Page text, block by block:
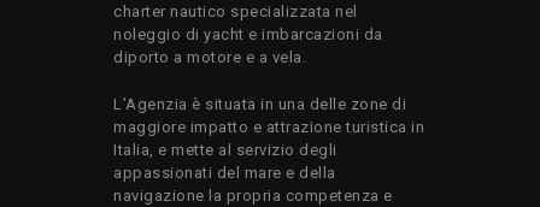
charter nautico specializzata nel
noleggio di yacht e imbarcazioni da
diporto a motore e a vela.
L’Agenzia è situata in una delle zone di
maggiore impatto e attrazione turistica in
Italia, e mette al servizio degli
appassionati del mare e della
navigazione la propria competenza e